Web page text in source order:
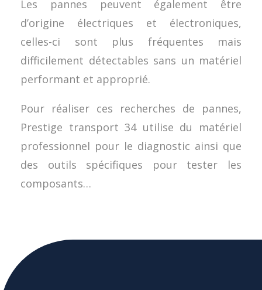
Les pannes peuvent également être
d’origine électriques et électroniques,
celles-ci sont plus fréquentes mais
difficilement détectables sans un matériel
performant et approprié.
Pour réaliser ces recherches de pannes,
Prestige transport 34 utilise du matériel
professionnel pour le diagnostic ainsi que
des outils spécifiques pour tester les
composants…